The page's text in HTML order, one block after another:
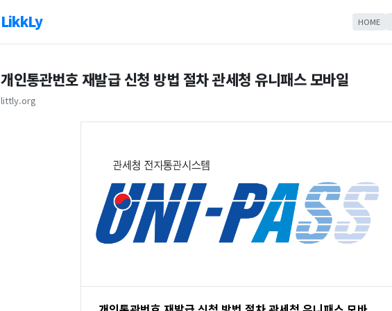
LikkLy HOME
개인통관번호 재발급 신청 방법 절차 관세청 유니패스 모바일
littly.org